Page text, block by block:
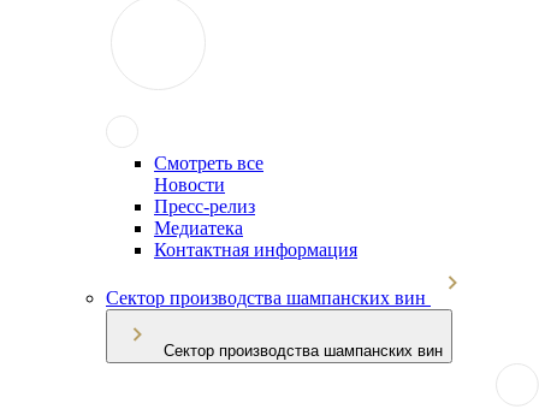
Смотреть все
Новости
Пресс-релиз
Медиатека
Контактная информация
Сектор производства шампанских вин
Сектор производства шампанских вин